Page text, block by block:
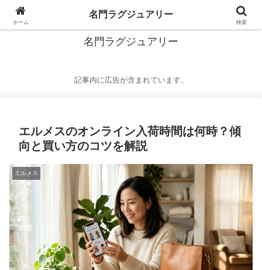
華麗なるハイブランドの世界
名門ラグジュアリー
記事内に広告が含まれています。
エルメスのオンライン入荷時間は何時？傾
向と買い方のコツを解説
エルメス
ホーム
名門ラグジュアリー
検索